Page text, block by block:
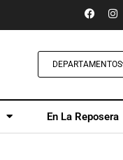
DEPARTAMENTOS
En La Reposera